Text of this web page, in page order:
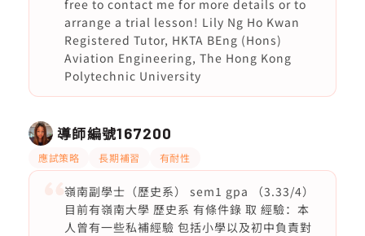
free to contact me for more details or to
arrange a trial lesson! Lily Ng Ho Kwan
Registered Tutor, HKTA BEng (Hons)
Aviation Engineering, The Hong Kong
Polytechnic University
導師編號167200
應試策略 長期補習 有耐性
嶺南副學士（歷史系） sem1 gpa （3.33/4）
目前有嶺南大學 歷史系 有條件錄 取 經驗：本
人曾有一些私補經驗 包括小學以及初中負責對